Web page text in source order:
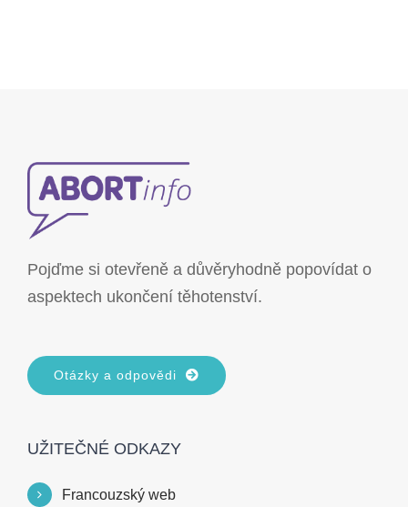
Pojďme si otevřeně a důvěryhodně popovídat o
aspektech ukončení těhotenství.
Otázky a odpovědi
UŽITEČNÉ ODKAZY
Francouzský web